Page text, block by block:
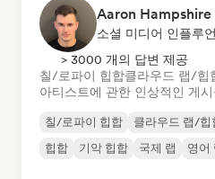
Aaron Hampshire
소셜 미디어 인플루
> 3000 개의 답변 제공
칠/로파이 힙합클라우드 랩/힙
아티스트에 관한 인상적인 게
칠/로파이 힙합 클라우드 랩/힙
힙합
기악 힙합 국제 랩 영어